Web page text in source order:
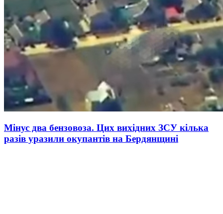
Мінус два бензовоза. Цих вихідних ЗСУ кілька
разів уразили окупантів на Бердянщині